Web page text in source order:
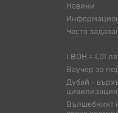
Новини
Често
1 BOH = 1,01 лв.
Ваучер за
Дубай -
цивилизация
Вълшебният